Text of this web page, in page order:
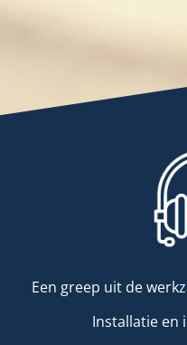
Een greep uit de
Installatie en